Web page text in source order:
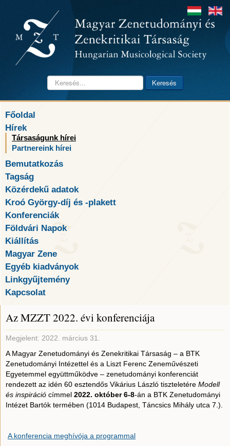
Keresés... Keresés
Főoldal
Hírek
Társaságunk hírei
Partnereink hírei
Bemutatkozás
Tagság
Közérdekű adatok
Kroó György-díj és -plakett
Konferenciák
Földvári Napok
Kiállítás
Magyar Zene
Egyéb kiadványok
Linkgyűjtemény
Kapcsolat
Az MZZT 2022. évi konferenciája
Megjelent: 2022. március 31.
A Magyar Zenetudományi és Zenekritikai Társaság – a BTK
Zenetudományi Intézettel és a Liszt Ferenc Zeneművészeti
Egyetemmel együttműködve – zenetudományi konferenciát
rendezett az idén 60 esztendős Vikárius László tiszteletére Modell
és inspiráció címmel 2022. október 6-8-án a BTK Zenetudományi
Intézet Bartók termében (1014 Budapest, Táncsics Mihály utca 7.).
A konferencia meghívója a programmal